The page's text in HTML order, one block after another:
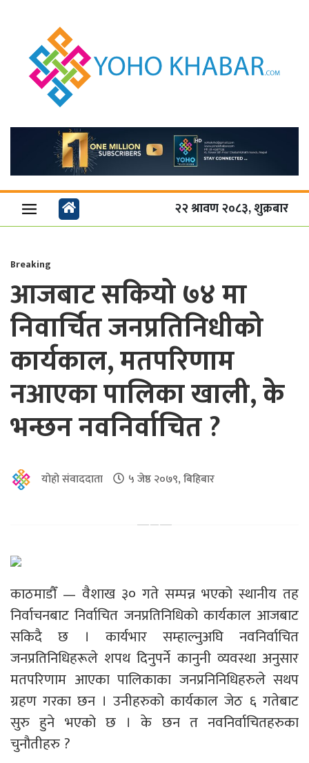
२२ श्रावण २०८३, शुक्रबार
Breaking
आजबाट सकियो ७४ मा
निवार्चित जनप्रतिनिधीको
कार्यकाल, मतपरिणाम
नआएका पालिका खाली, के
भन्छन नवनिर्वाचित ?
योहो संवाददाता ५ जेष्ठ २०७९, बिहिबार
काठमाडौँ — वैशाख ३० गते सम्पन्न भएको स्थानीय तह
निर्वाचनबाट निर्वाचित जनप्रतिनिधिको कार्यकाल आजबाट
सकिदै छ । कार्यभार सम्हाल्नुअघि नवनिर्वाचित
जनप्रतिनिधिहरूले शपथ दिनुपर्ने कानुनी व्यवस्था अनुसार
मतपरिणाम आएका पालिकाका जनप्रनिनिधिहरुले सथप
ग्रहण गरका छन । उनीहरुको कार्यकाल जेठ ६ गतेबाट
सुरु हुने भएको छ । के छन त नवनिर्वाचितहरुका
चुनौतीहरु ?